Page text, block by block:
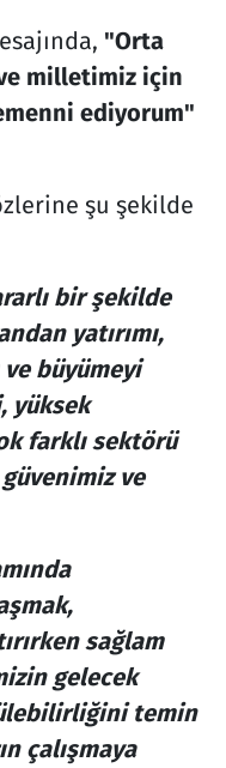
"Orta
milletimiz için
ediyorum"
şu şekilde
bir şekilde
yatırımı,
büyümeyi
yüksek
farklı sektörü
ve
sağlam
gelecek
temin
çalışmaya